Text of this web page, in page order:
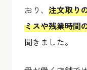
おり、 注文取り
ミスや残業時間
聞きました。